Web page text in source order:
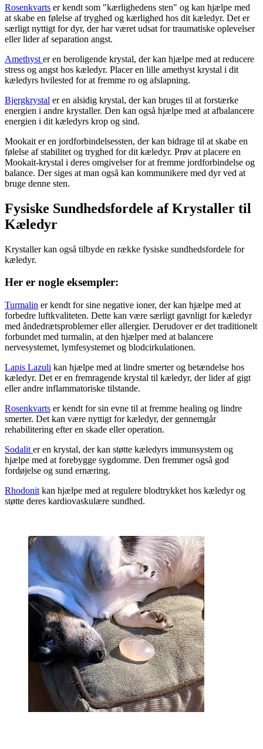
Rosenkvarts er kendt som "kærlighedens sten" og kan hjælpe med
at skabe en følelse af tryghed og kærlighed hos dit kæledyr. Det er
særligt nyttigt for dyr, der har været udsat for traumatiske oplevelser
eller lider af separation angst.
Amethyst er en beroligende krystal, der kan hjælpe med at reducere
stress og angst hos kæledyr. Placer en lille amethyst krystal i dit
kæledyrs hvilested for at fremme ro og afslapning.
Bjergkrystal er en alsidig krystal, der kan bruges til at forstærke
energien i andre krystaller. Den kan også hjælpe med at afbalancere
energien i dit kæledyrs krop og sind.
Mookait er en jordforbindelsessten, der kan bidrage til at skabe en
følelse af stabilitet og tryghed for dit kæledyr. Prøv at placere en
Mookait-krystal i deres omgivelser for at fremme jordforbindelse og
balance. Der siges at man også kan kommunikere med dyr ved at
bruge denne sten.
Fysiske Sundhedsfordele af Krystaller til
Kæledyr
Krystaller kan også tilbyde en række fysiske sundhedsfordele for
kæledyr.
Her er nogle eksempler:
Turmalin er kendt for sine negative ioner, der kan hjælpe med at
forbedre luftkvaliteten. Dette kan være særligt gavnligt for kæledyr
med åndedrætsproblemer eller allergier. Derudover er det traditionelt
forbundet med turmalin, at den hjælper med at balancere
nervesystemet, lymfesystemet og blodcirkulationen.
Lapis Lazuli kan hjælpe med at lindre smerter og betændelse hos
kæledyr. Det er en fremragende krystal til kæledyr, der lider af gigt
eller andre inflammatoriske tilstande.
Rosenkvarts er kendt for sin evne til at fremme healing og lindre
smerter. Det kan være nyttigt for kæledyr, der gennemgår
rehabilitering efter en skade eller operation.
Sodalit er en krystal, der kan støtte kæledyrs immunsystem og
hjælpe med at forebygge sygdomme. Den fremmer også god
fordøjelse og sund ernæring.
Rhodonit kan hjælpe med at regulere blodtrykket hos kæledyr og
støtte deres kardiovaskulære sundhed.